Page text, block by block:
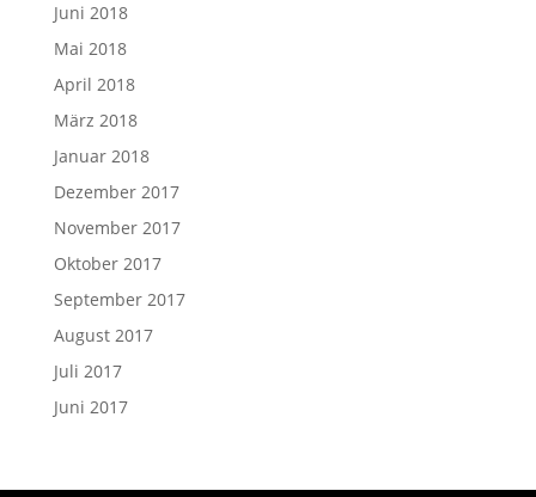
Juni 2018
Mai 2018
April 2018
März 2018
Januar 2018
Dezember 2017
November 2017
Oktober 2017
September 2017
August 2017
Juli 2017
Juni 2017